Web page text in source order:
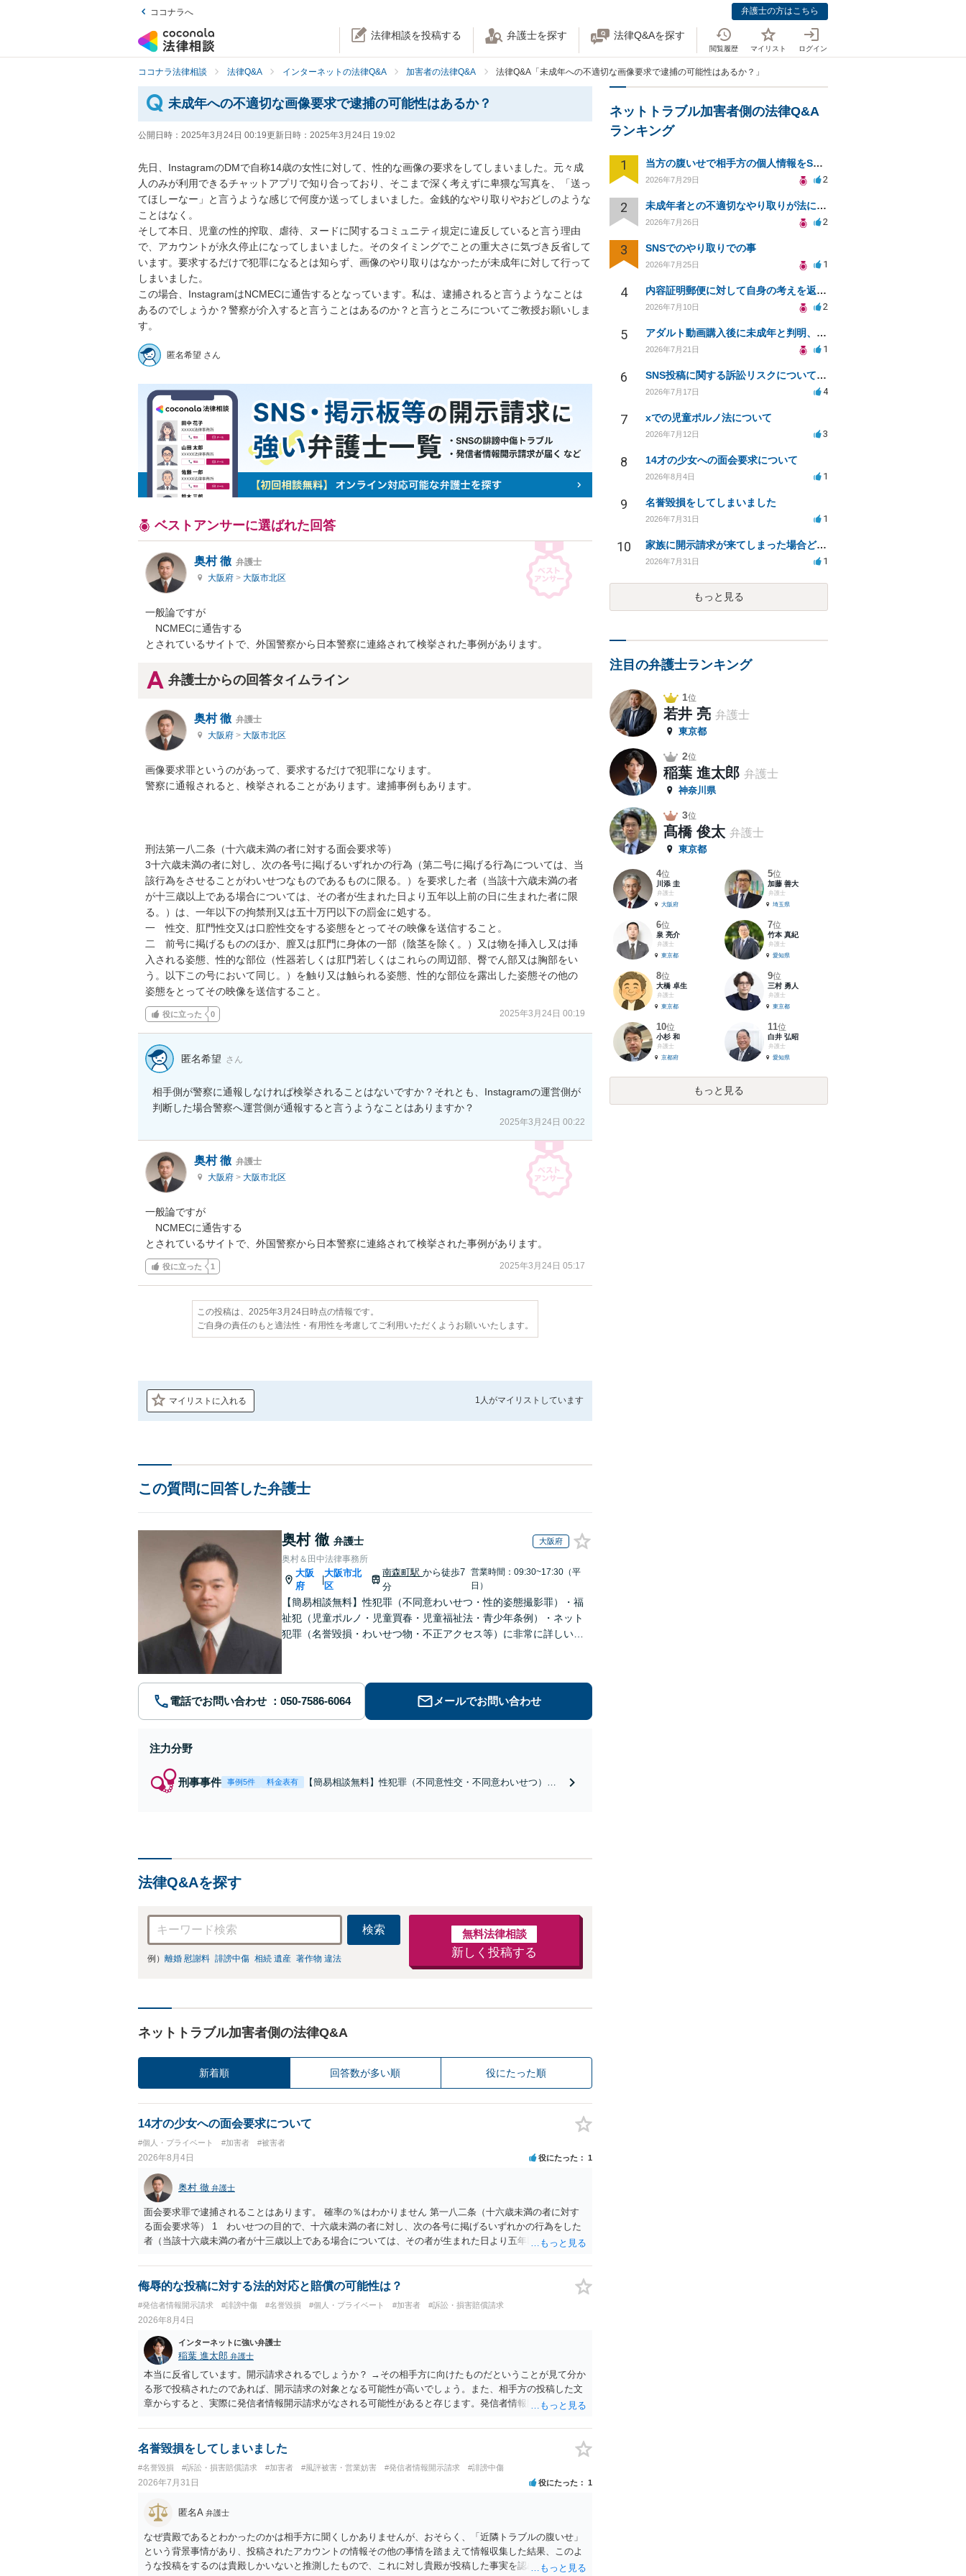
ココナラへ 弁護士の方はこちら
法律相談を投稿する 弁護士を探す 法律Q&Aを探す
閲覧履歴 マイリスト ログイン
ココナラ法律相談 法律Q&A インターネットの法律Q&A 加害者の法律Q&A 法律Q&A「未成年への不適切な画像要求で逮捕の可能性はあるか？」
未成年への不適切な画像要求で逮捕の可能性はあるか？
公開日時： 2025年3月24日 00:19更新日時： 2025年3月24日 19:02
先日、InstagramのDMで自称14歳の女性に対して、性的な画像の要求をしてしまいました。元々成
人のみが利用できるチャットアプリで知り合っており、そこまで深く考えずに卑猥な写真を、「送っ
てほしーなー」と言うような感じで何度か送ってしまいました。金銭的なやり取りやおどしのような
ことはなく。
そして本日、児童の性的搾取、虐待、ヌードに関するコミュニティ規定に違反していると言う理由
で、アカウントが永久停止になってしまいました。そのタイミングでことの重大さに気づき反省して
います。要求するだけで犯罪になるとは知らず、画像のやり取りはなかったが未成年に対して行って
しまいました。
この場合、InstagramはNCMECに通告するとなっています。私は、逮捕されると言うようなことは
あるのでしょうか？警察が介入すると言うことはあるのか？と言うところについてご教授お願いしま
す。
匿名希望 さん
ベストアンサーに選ばれた回答
奥村 徹 弁護士
大阪府 > 大阪市北区
一般論ですが
NCMECに通告する
とされているサイトで、外国警察から日本警察に連絡されて検挙された事例があります。
弁護士からの回答タイムライン
奥村 徹 弁護士
大阪府 > 大阪市北区
画像要求罪というのがあって、要求するだけで犯罪になります。
警察に通報されると、検挙されることがあります。逮捕事例もあります。
刑法第一八二条（十六歳未満の者に対する面会要求等）
3十六歳未満の者に対し、次の各号に掲げるいずれかの行為（第二号に掲げる行為については、当
該行為をさせることがわいせつなものであるものに限る。）を要求した者（当該十六歳未満の者
が十三歳以上である場合については、その者が生まれた日より五年以上前の日に生まれた者に限
る。）は、一年以下の拘禁刑又は五十万円以下の罰金に処する。
一　性交、肛門性交又は口腔性交をする姿態をとってその映像を送信すること。
二　前号に掲げるもののほか、膣又は肛門に身体の一部（陰茎を除く。）又は物を挿入し又は挿
入される姿態、性的な部位（性器若しくは肛門若しくはこれらの周辺部、臀でん部又は胸部をい
う。以下この号において同じ。）を触り又は触られる姿態、性的な部位を露出した姿態その他の
姿態をとってその映像を送信すること。
役に立った 0 2025年3月24日 00:19
匿名希望 さん
相手側が警察に通報しなければ検挙されることはないですか？それとも、Instagramの運営側が
判断した場合警察へ運営側が通報すると言うようなことはありますか？
2025年3月24日 00:22
奥村 徹 弁護士
大阪府 > 大阪市北区
一般論ですが
NCMECに通告する
とされているサイトで、外国警察から日本警察に連絡されて検挙された事例があります。
役に立った 1 2025年3月24日 05:17
この投稿は、2025年3月24日時点の情報です。
ご自身の責任のもと適法性・有用性を考慮してご利用いただくようお願いいたします。
マイリストに入れる 1人がマイリストしています
この質問に回答した弁護士
奥村 徹 弁護士 大阪府
奥村＆田中法律事務所
大阪
府
|
大阪市北
区
南森町駅から徒歩7
分
営業時間：09:30~17:30（平
日）
【簡易相談無料】性犯罪（不同意わいせつ・性的姿態撮影罪）・福
祉犯（児童ポルノ・児童買春・児童福祉法・青少年条例）・ネット
犯罪（名誉毀損・わいせつ物・不正アクセス等）に非常に詳しい弁
電話でお問い合わせ メールでお問い合わせ
注力分野
刑事事件 事例5件 料金表有
【簡易相談無料】性犯罪（不同意性交・不同意わいせつ）・
法律Q&Aを探す
検索
例） 離婚 慰謝料 誹謗中傷 相続 遺産 著作物 違法
無料法律相談
新しく投稿する
ネットトラブル加害者側の法律Q&A
新着順 回答数が多い順 役にたった順
14才の少女への面会要求について
#個人・プライベート #加害者 #被害者
2026年8月4日 役にたった 1
奥村 徹 弁護士
面会要求罪で逮捕されることはあります。 確率の％はわかりません 第一八二条（十六歳未満の者に対す
る面会要求等） 1 わいせつの目的で、十六歳未満の者に対し、次の各号に掲げるいずれかの行為をした
者（当該十六歳未満の者が十三歳以上である場合については、その者が生まれた日より五年以上前の日に
又は誘惑して面会を要求すること。 二 拒まれたにもかかわらず、反復して面会を要求すること。 三
金銭その他の利益を供与し、又はその申込み若しくは約束をして面会を要求すること。 2前項の罪を犯
罰金に処する。
侮辱的な投稿に対する法的対応と賠償の可能性は？
#発信者情報開示請求 #誹謗中傷 #名誉毀損 #個人・プライベート #加害者 #訴訟・損害賠償請求
2026年8月4日
インターネットに強い弁護士
稲葉 進太郎 弁護士
本当に反省しています。開示請求されるでしょうか？ →その相手方に向けたものだということが見て分か
る形で投稿されたのであれば、開示請求の対象となる可能性が高いでしょう。また、相手方の投稿した文
章からすると、実際に発信者情報開示請求がなされる可能性があると存じます。発信者情報開示請求が進
カウントの登録メールに意見照会がなされます。 また、された場合賠償金はいくらでしょうか。 →ケー
スバイケースであり、数万円から１００万単位まで様々でしょう。裁判外であれば交渉して相手方の請求
名誉毀損をしてしまいました
#名誉毀損 #訴訟・損害賠償請求 #加害者 #風評被害・営業妨害 #発信者情報開示請求 #誹謗中傷
2026年7月31日 役にたった 1
匿名A 弁護士
なぜ貴殿であるとわかったのかは相手方に聞くしかありませんが、おそらく、「近隣トラブルの腹いせ」
という背景事情があり、投稿されたアカウントの情報その他の事情を踏まえて情報収集した結果、このよ
うな投稿をするのは貴殿しかいないと推測したもので、これに対し貴殿が投稿した事実を認めてしまった
ネットトラブル加害者側の法律Q&A
ランキング
1 当方の腹いせで相手方の個人情報をSNSで晒してしまい名誉毀損させてしまったかもしれない
2026年7月29日 2
2 未成年者との不適切なやり取りが法に触れる可能性と対処法
2026年7月26日 2
3 SNSでのやり取りでの事
2026年7月25日 1
4 内容証明郵便に対して自身の考えを返答しなければなりませんか？
2026年7月10日 2
5 アダルト動画購入後に未成年と判明、法的リスクはある？
2026年7月21日 1
6 SNS投稿に関する訴訟リスクについての相談
2026年7月17日 4
7 xでの児童ポルノ法について
2026年7月12日 3
8 14才の少女への面会要求について
2026年8月4日 1
9 名誉毀損をしてしまいました
2026年7月31日 1
10 家族に開示請求が来てしまった場合どうするべきですか
2026年7月31日 1
もっと見る
注目の弁護士ランキング
1位
若井 亮 弁護士
東京都
2位
稲葉 進太郎 弁護士
神奈川県
3位
髙橋 俊太 弁護士
東京都
4位
川添 圭
弁護士
大阪府
5位
加藤 善大
弁護士
埼玉県
6位
泉 亮介
弁護士
東京都
7位
竹本 真紀
弁護士
愛知県
8位
大橋 卓生
弁護士
東京都
9位
三村 勇人
弁護士
東京都
10位
小杉 和
弁護士
京都府
11位
白井 弘昭
弁護士
愛知県
もっと見る